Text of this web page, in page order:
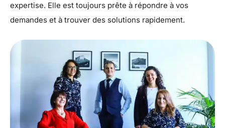
expertise. Elle est toujours prête à répondre à vos
demandes et à trouver des solutions rapidement.